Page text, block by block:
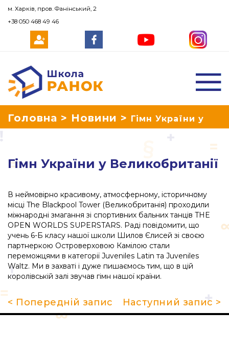
Школа Ранок
Головна > Новини > Гімн України у
Гімн України у Великобританії
В неймовірно красивому, атмосферному, історичному
місці The Blackpool Tower (Великобританія) проходили
міжнародні змагання зі спортивних бальних танців THE
OPEN WORLDS SUPERSTARS. Раді повідомити, що
учень 6-Б класу нашої школи Шилов Єлисей зі своєю
партнеркою Островерховою Камілою стали
переможцями в категорії Juveniles Latin та Juveniles
Waltz. Ми в захваті і дуже пишаємось тим, що в цій
королівській залі звучав гімн нашої країни.
< Попередній запис Наступний запис >
м. Харків, пров. Фанінський, 2
+38 050 468 49 46